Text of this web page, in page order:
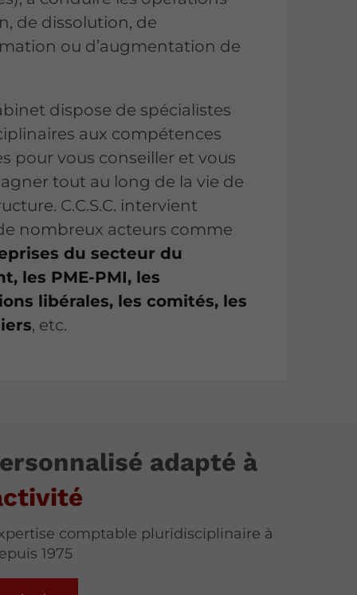
de dissolution, de
ou d’augmentation de
dispose de spécialistes
aux compétences
pour vous conseiller et vous
tout au long de la vie de
C.C.S.C. intervient
nombreux acteurs comme
du secteur du
les PME-PMI, les
libérales, les comités, les
, etc.
adapté à
comptable pluridisciplinaire à
1975